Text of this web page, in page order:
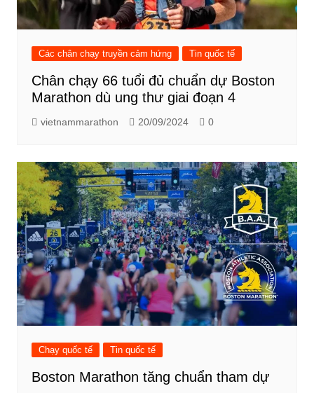
Các chân chạy truyền cảm hứng Tin quốc tế
Chân chạy 66 tuổi đủ chuẩn dự Boston
Marathon dù ung thư giai đoạn 4
vietnammarathon 20/09/2024 0
Chạy quốc tế Tin quốc tế
Boston Marathon tăng chuẩn tham dự